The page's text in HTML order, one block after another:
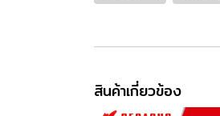
สินค้าเกี่ยวข้อง